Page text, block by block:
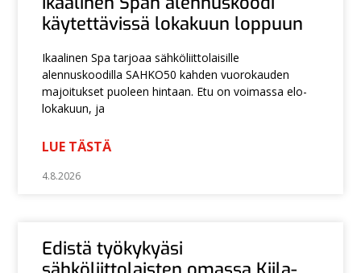
käytettävissä lokakuun loppuun
Ikaalinen Spa tarjoaa sähköliittolaisille
alennuskoodilla SAHKO50 kahden vuorokauden
majoitukset puoleen hintaan. Etu on voimassa elo-
lokakuun, ja
LUE TÄSTÄ
4.8.2026
Edistä työkykyäsi